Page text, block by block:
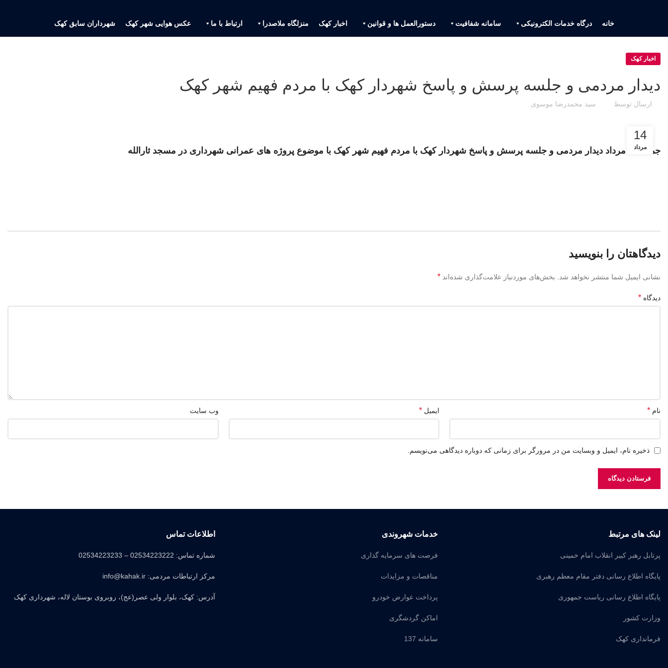
خانه درگاه خدمات الکترونیکی سامانه شفافیت دستورالعمل ها و قوانین اخبار کهک منزلگاه ملاصدرا ارتباط با ما عکس هوایی شهر کهک شهرداران سابق کهک
اخبار کهک
دیدار مردمی و جلسه پرسش و پاسخ شهردار کهک با مردم فهیم شهر کهک
ارسال توسط سید محمدرضا موسوی
14
مرداد
جمعه 12 مرداد دیدار مردمی و جلسه پرسش و پاسخ شهردار کهک با مردم فهیم شهر کهک با موضوع پروژه های عمرانی شهرداری در مسجد ثارالله
دیدگاهتان را بنویسید
نشانی ایمیل شما منتشر نخواهد شد. بخش‌های موردنیاز علامت‌گذاری شده‌اند *
دیدگاه *
نام * ایمیل * وب‌ سایت
ذخیره نام، ایمیل و وبسایت من در مرورگر برای زمانی که دوباره دیدگاهی می‌نویسم.
لینک های مرتبط
پرتابل رهبر کبیر انقلاب امام خمینی
پایگاه اطلاع رسانی دفتر مقام معظم رهبری
پایگاه اطلاع رسانی ریاست جمهوری
وزارت کشور
فرمانداری کهک
خدمات شهروندی
فرصت های سرمایه گذاری
مناقصات و مزایدات
پرداخت عوارض خودرو
اماکن گردشگری
سامانه 137
اطلاعات تماس
شماره تماس: 02534223222 – 02534223233
مرکز ارتباطات مردمی: info@kahak.ir
آدرس: کهک، بلوار ولی عصر(عج)، روبروی بوستان لاله، شهرداری کهک